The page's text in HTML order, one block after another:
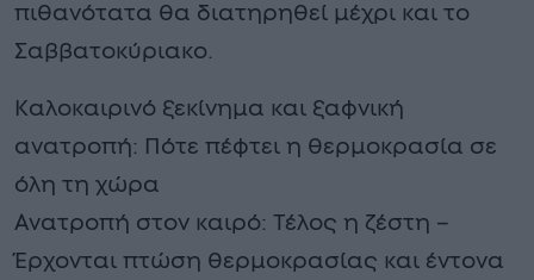
πιθανότατα θα διατηρηθεί μέχρι και το
Σαββατοκύριακο.
Καλοκαιρινό ξεκίνημα και ξαφνική
ανατροπή: Πότε πέφτει η θερμοκρασία σε
όλη τη χώρα
Ανατροπή στον καιρό: Τέλος η ζέστη –
Έρχονται πτώση θερμοκρασίας και έντονα